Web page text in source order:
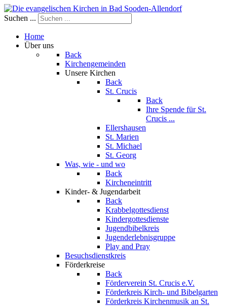
Suchen ...
Home
Über uns
Back
Kirchengemeinden
Unsere Kirchen
Back
St. Crucis
Back
Ihre Spende für St.
Crucis ...
Ellershausen
St. Marien
St. Michael
St. Georg
Was, wie - und wo
Back
Kircheneintritt
Kinder- & Jugendarbeit
Back
Krabbelgottesdienst
Kindergottesdienste
Jugendbibelkreis
Jugenderlebnisgruppe
Play and Pray
Besuchsdienstkreis
Förderkreise
Back
Förderverein St. Crucis e.V.
Förderkreis Kirch- und Bibelgarten
Förderkreis Kirchenmusik an St.